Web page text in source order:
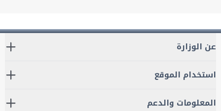
عن الوزارة
استخدام الموقع
المعلومات والدعم